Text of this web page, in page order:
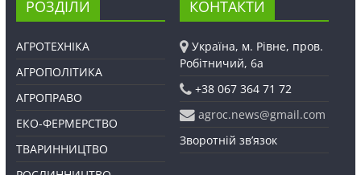
РОЗДІЛИ
АГРОТЕХНІКА
АГРОПОЛІТИКА
АГРОПРАВО
ЕКО-ФЕРМЕРСТВО
ТВАРИННИЦТВО
КОНТАКТИ
Україна, м. Рівне, пров.
Робітничий, 6а
+38 067 364 71 72
agroc.news@gmail.com
Зворотній зв’язок